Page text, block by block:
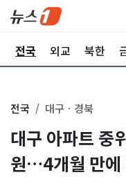
전국 외교 북한
전국 대구ㆍ경북
대구 아파트 중
원…4개월 만에